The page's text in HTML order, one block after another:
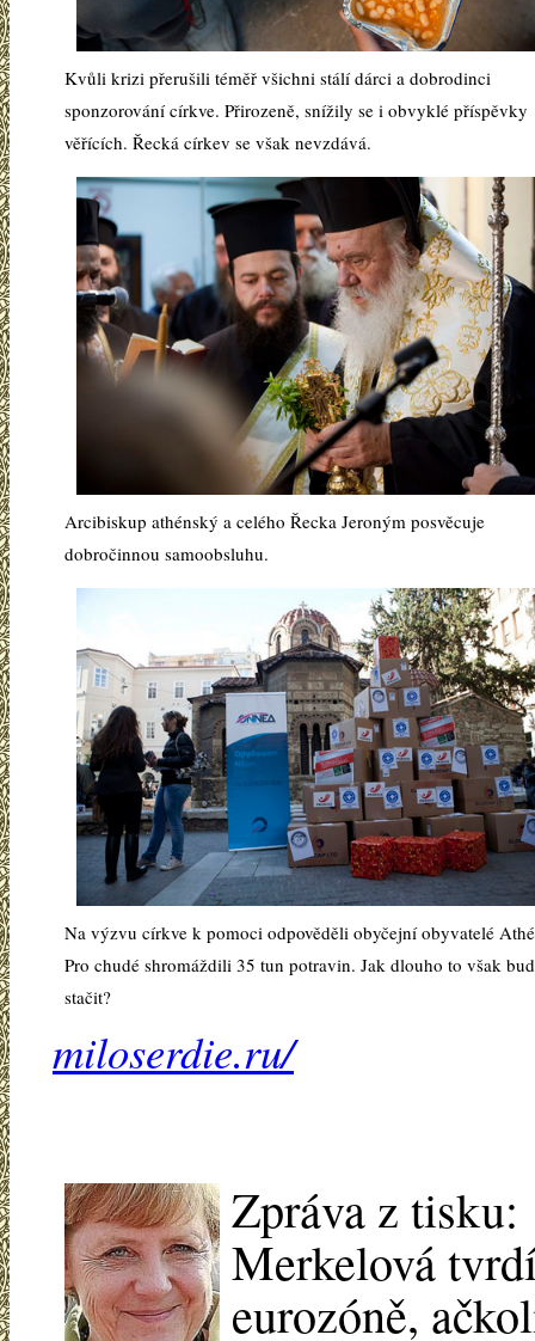
Kvůli krizi přerušili téměř všichni stálí dárci a dobrodinci
sponzorování církve. Přirozeně, snížily se i obvyklé příspěvky
věřících. Řecká církev se však nevzdává.
Arcibiskup athénský a celého Řecka Jeroným posvěcuje
dobročinnou samoobsluhu.
Na výzvu církve k pomoci odpověděli obyčejní obyvatelé
Pro chudé shromáždili 35 tun potravin. Jak dlouho to však
stačit?
miloserdie.ru/
Zpráva z tisku:
Merkelová
eurozóně,